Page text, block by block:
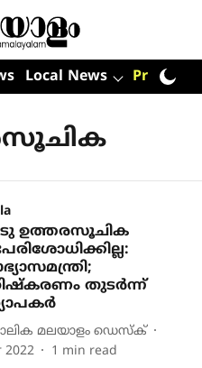
Local News Premium
ടു ഉത്തരസൂചിക
തുടര്‍ന്ന്
മലയാളം ഡെസ്ക്
2022
1 min read